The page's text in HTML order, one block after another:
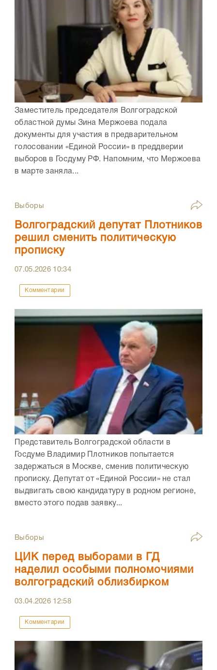
Заместитель председателя Волгоградской
областной думы Зина Мержоева подала
документы для участия в предварительном
голосовании «Единой России» в преддверии
выборов в Госдуму РФ. Напомним, что Мержоева
в марте заняла...
Выборы
Волгоградский депутат Плотников
решил сменить политическую
прописку
07.05.2026 10:34
Комментарии
Представитель Волгоградской области в
Госдуме Владимир Плотников попытается
задержаться в Москве, сменив политическую
прописку. Депутат от «Единой России» не стал
выдвигать свою кандидатуру в родном регионе,
вместо этого подав заявку...
Выборы
ЦИК перед выборами в ГД
наделил особыми полномочиями
волгоградский облизбирком
03.04.2026 12:58
Комментарии